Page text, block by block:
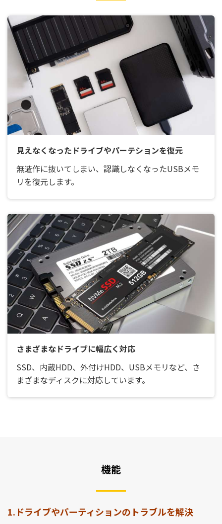
見えなくなったドライブやパーテションを復元
無造作に抜いてしまい、認識しなくなったUSBメモ
リを復元します。
さまざまなドライブに幅広く対応
SSD、内蔵HDD、外付けHDD、USBメモリなど、さ
まざまなディスクに対応しています。
機能
1.ドライブやパーティションのトラブルを解決